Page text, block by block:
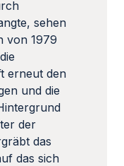
sehen
von 1979
erneut den
und die
der
das
das sich